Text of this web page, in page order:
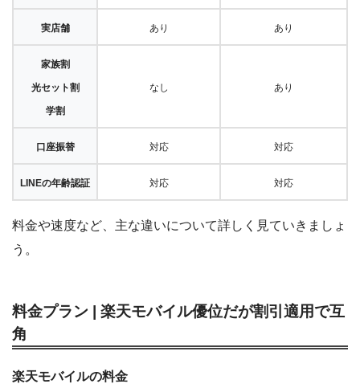
実店舗 あり あり
家族割
光セット割
学割
なし あり
口座振替 対応 対応
LINEの年齢認証 対応 対応
料金や速度など、主な違いについて詳しく見ていきましょ
う。
料金プラン | 楽天モバイル優位だが割引適用で互
角
楽天モバイルの料金